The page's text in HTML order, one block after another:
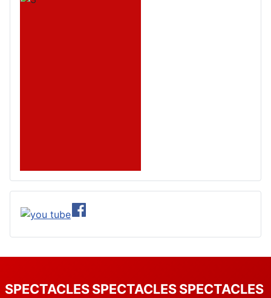
SPECTACLESSPECTACLESSPECTACLES